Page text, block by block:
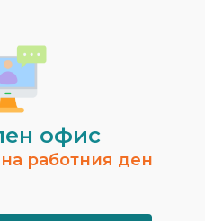
офис
работния ден